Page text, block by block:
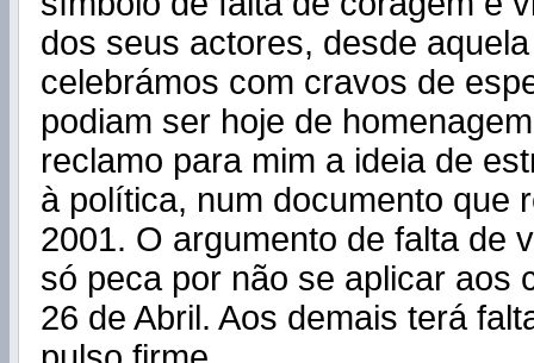
dos seus actores, desde
celebrámos com cravos de
podiam ser hoje de
reclamo para mim a ideia de
à política, num documento que
2001. O argumento de falta de
só peca por não se aplicar aos
26 de Abril. Aos demais terá